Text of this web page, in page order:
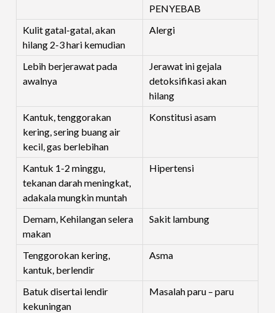
PENYEBAB
Kulit gatal-gatal, akan
hilang 2-3 hari kemudian
Alergi
Lebih berjerawat pada
awalnya
Jerawat ini gejala
detoksifikasi akan
hilang
Kantuk, tenggorakan
kering, sering buang air
kecil, gas berlebihan
Konstitusi asam
Kantuk 1-2 minggu,
tekanan darah meningkat,
adakala mungkin muntah
Hipertensi
Demam, Kehilangan selera
makan
Sakit lambung
Tenggorokan kering,
kantuk, berlendir
Asma
Batuk disertai lendir
kekuningan
Masalah paru – paru